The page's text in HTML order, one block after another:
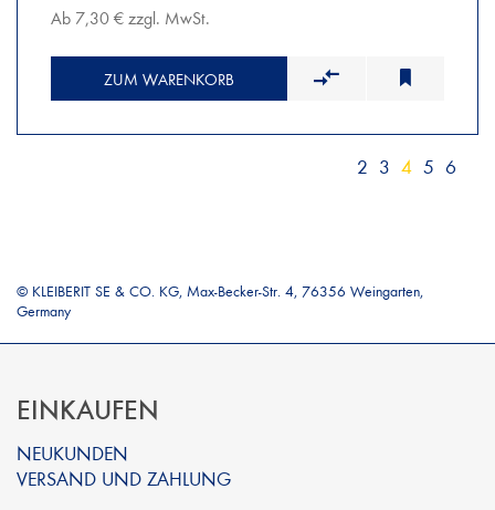
Ab 7,30 € zzgl. MwSt.
ZUM WARENKORB
2 3 4 5 6
© KLEIBERIT SE & CO. KG, Max-Becker-Str. 4, 76356 Weingarten,
Germany
EINKAUFEN
NEUKUNDEN
VERSAND UND ZAHLUNG